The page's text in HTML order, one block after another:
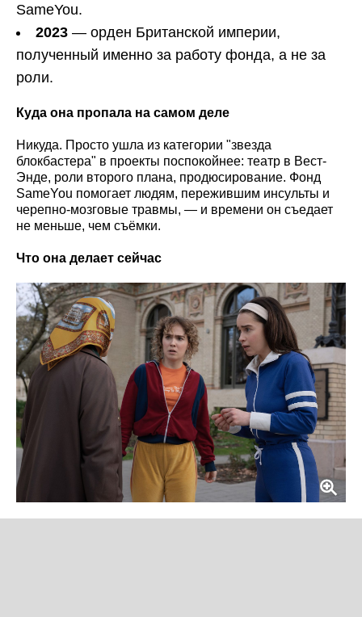
SameYou.
2023 — орден Британской империи,
полученный именно за работу фонда, а не за
роли.
Куда она пропала на самом деле
Никуда. Просто ушла из категории "звезда
блокбастера" в проекты поспокойнее: театр в Вест-
Энде, роли второго плана, продюсирование. Фонд
SameYou помогает людям, пережившим инсульты и
черепно-мозговые травмы, — и времени он съедает
не меньше, чем съёмки.
Что она делает сейчас